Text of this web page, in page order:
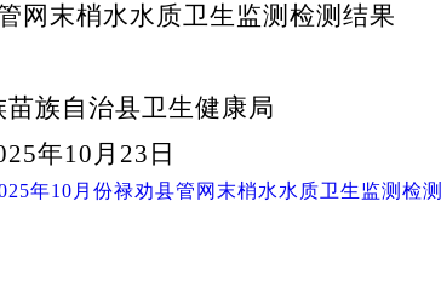
网末梢水水质卫生监测检测结果
苗族自治县卫生健康局
年10 月 23 日
年10月份禄劝县管网末梢水水质卫生监测检